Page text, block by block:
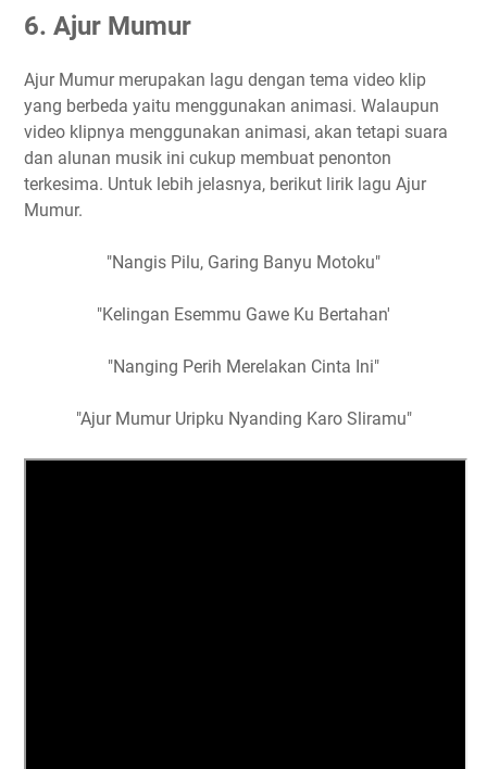
6. Ajur Mumur
Ajur Mumur merupakan lagu dengan tema video klip
yang berbeda yaitu menggunakan animasi. Walaupun
video klipnya menggunakan animasi, akan tetapi suara
dan alunan musik ini cukup membuat penonton
terkesima. Untuk lebih jelasnya, berikut lirik lagu Ajur
Mumur.
"Nangis Pilu, Garing Banyu Motoku"
"Kelingan Esemmu Gawe Ku Bertahan'
"Nanging Perih Merelakan Cinta Ini"
"Ajur Mumur Uripku Nyanding Karo Sliramu"